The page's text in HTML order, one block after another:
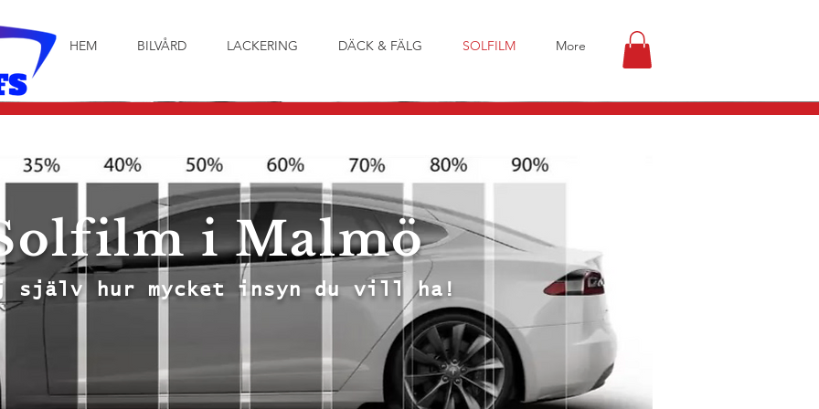
HEM BILVÅRD LACKERING DÄCK & FÄLG SOLFILM More
i Malmö
själv hur mycket insyn du vill ha!